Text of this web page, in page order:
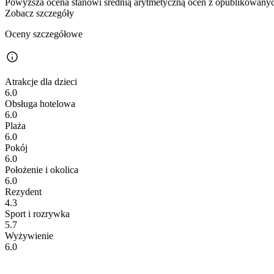
Powyższa ocena stanowi średnią arytmetyczną ocen z
Zobacz szczegóły
Oceny szczegółowe
Atrakcje dla dzieci
6.0
Obsługa hotelowa
6.0
Plaża
6.0
Pokój
6.0
Położenie i okolica
6.0
Rezydent
4.3
Sport i rozrywka
5.7
Wyżywienie
6.0